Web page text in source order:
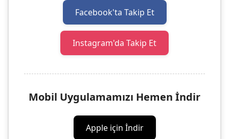
Facebook'ta Takip Et
Instagram'da Takip Et
Mobil Uygulamamızı Hemen İndir
Apple için İndir